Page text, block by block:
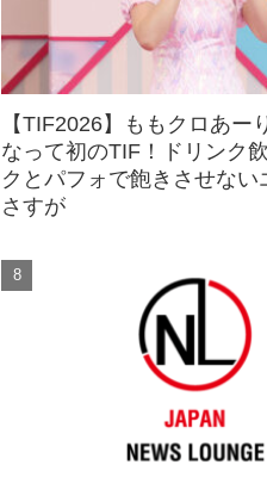
【TIF2026】ももクロあー
なって初のTIF！ドリンク
クとパフォで飽きさせない
さすが